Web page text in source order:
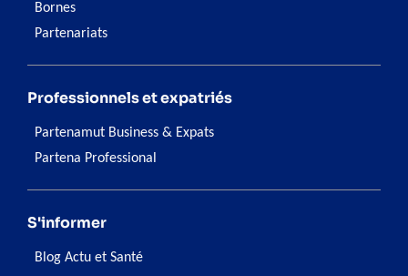
Bornes
Partenariats
Professionnels et expatriés
Partenamut Business & Expats
Partena Professional
S'informer
Blog Actu et Santé